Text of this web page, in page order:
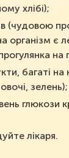
хлібі);
(чудовою
організм є
на
багаті на
зелень);
глюкози
лікаря.